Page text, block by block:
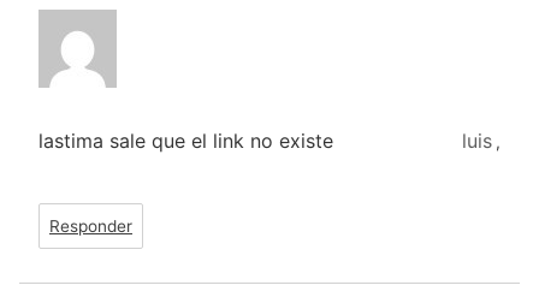
luis ,
lastima sale que el link no existe
Responder